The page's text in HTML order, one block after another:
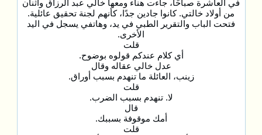
في العاشرة صباحًا، جاءت هناء ومعها خالي عبد الرزاق واثنان
من أولاد خالتي. كانوا جادين جدًا، كأنهم لجنة تحقيق عائلية.
فتحت الباب والتقرير الطبي في يد، وهاتفي يسجل في اليد
الأخرى.
قلت
أي كلام عندكم قولوه بوضوح.
عدل خالي عقاله وقال
زينب، العائلة ما تنهدم بسبب أوراق.
قلت
لا. تنهدم بسبب الضرب.
قال
أمك موقوفة بسببك.
قلت